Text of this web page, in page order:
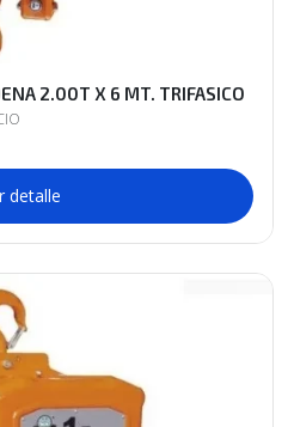
2.00T X 6 MT. TRIFASICO
detalle